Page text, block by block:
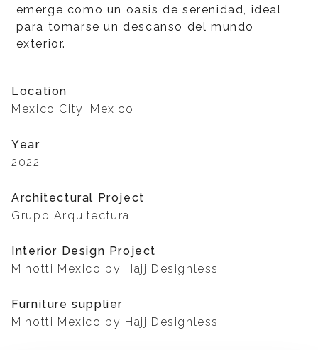
emerge como un oasis de serenidad, ideal
para tomarse un descanso del mundo
exterior.
Location
Mexico City, Mexico
Year
2022
Architectural Project
Grupo Arquitectura
Interior Design Project
Minotti Mexico by Hajj Designless
Furniture supplier
Minotti Mexico by Hajj Designless